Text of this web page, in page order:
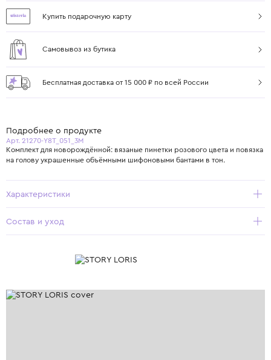
Купить подарочную карту
Самовывоз из бутика
Бесплатная доставка от 15 000 ₽ по всей России
Подробнее о продукте
Арт. 21270-Y8T_051_3M
Комплект для новорождённой: вязаные пинетки розового цвета и повязка
на голову украшенные объёмными шифоновыми бантами в тон.
Характеристики
Состав и уход